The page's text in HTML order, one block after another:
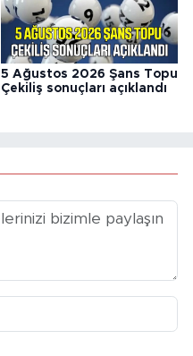
5 Ağustos 2026 Şans Topu
Çekiliş sonuçları açıklandı